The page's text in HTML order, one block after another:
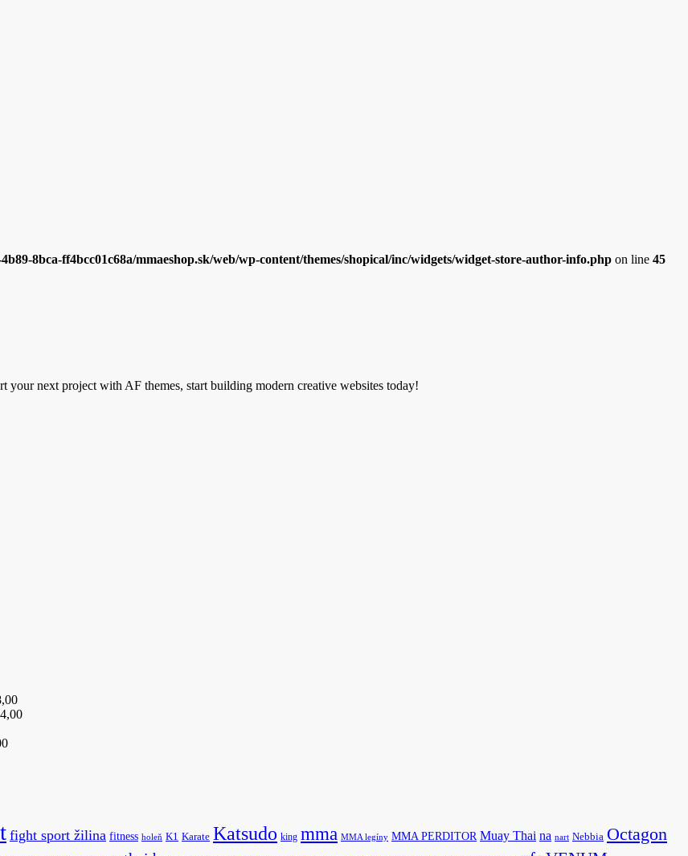
8bca-ff4bcc01c68a/mmaeshop.sk/web/wp-content/themes/shopical/inc/widgets/widget-store-author-info.php on line 45
next project with AF themes, start building modern creative websites today!
fight sport žilina fitness holeň K1 Karate Katsudo king mma MMA legíny MMA PERDITOR Muay Thai na nart Nebbia Octagon